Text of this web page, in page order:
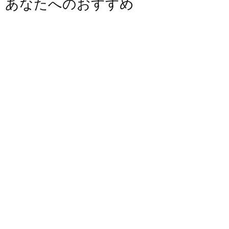
あなたへのおすすめ